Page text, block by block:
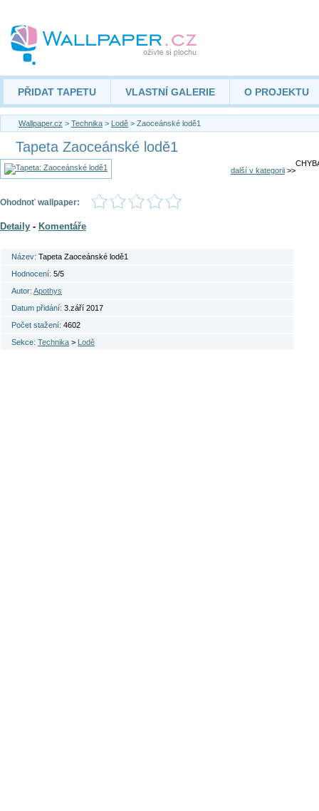
PŘIDAT TAPETU VLASTNÍ GALERIE O PROJEKTU
Wallpaper.cz > Technika > Lodě > Zaoceánské lodě1
Tapeta Zaoceánské lodě1
další v kategorii >>
Ohodnoť wallpaper:
Detaily - Komentáře
Název: Tapeta Zaoceánské lodě1
Hodnocení: 5/5
Autor: Apothys
Datum přidání: 3.září 2017
Počet stažení: 4602
Sekce: Technika > Lodě